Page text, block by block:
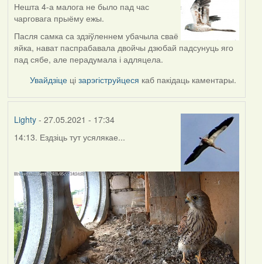
Нешта 4-а малога не было пад час
чарговага прыёму ежы.
Пасля самка са здзіўленнем убачыла сваё
яйка, нават паспрабавала двойчы дзюбай падсунуць яго
пад сябе, але перадумала і адляцела.
Увайдзіце цізарэгіструйцеся каб пакідаць каментары.
Lighty- 27.05.2021 - 17:34
14:13. Ездзіць тут усялякае...